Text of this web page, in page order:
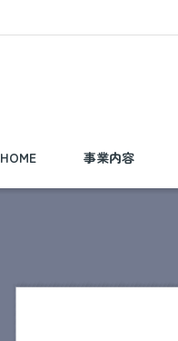
HOME 事業内容